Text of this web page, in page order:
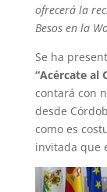
ofrecerá la
Besos en la
Se ha
“Acércate al
contará con
desde
como es
invitada que